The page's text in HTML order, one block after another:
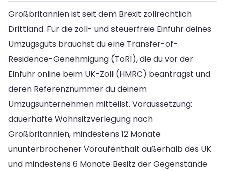
Großbritannien ist seit dem Brexit zollrechtlich
Drittland. Für die zoll- und steuerfreie Einfuhr deines
Umzugsguts brauchst du eine Transfer-of-
Residence-Genehmigung (ToR1), die du vor der
Einfuhr online beim UK-Zoll (HMRC) beantragst und
deren Referenznummer du deinem
Umzugsunternehmen mitteilst. Voraussetzung:
dauerhafte Wohnsitzverlegung nach
Großbritannien, mindestens 12 Monate
ununterbrochener Voraufenthalt außerhalb des UK
und mindestens 6 Monate Besitz der Gegenstände